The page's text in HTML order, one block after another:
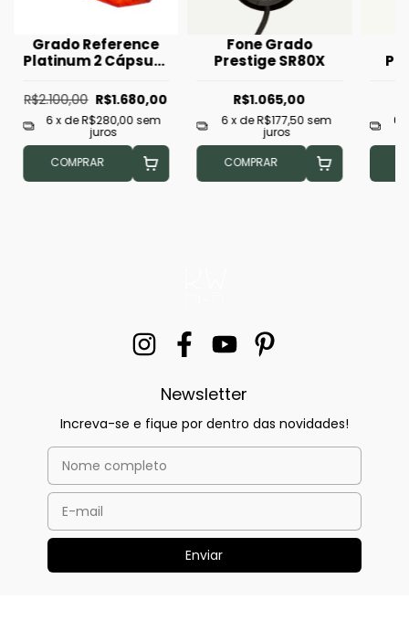
Grado Reference
Platinum 2 Cápsula
(Seminova)
R$2.100,00 R$1.680,00
6x deR$280,00 sem
juros
COMPRAR
Fone Grado
Prestige SR80X
R$1.065,00
6 x deR$177,50 sem
juros
COMPRAR
6
Newsletter
Increva-se e fique por dentro das novidades!